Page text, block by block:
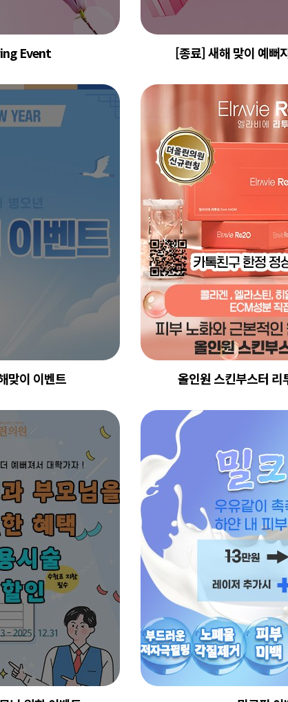
Event [종료] 새해 맞이 예뻐
맞이 이벤트 올인원 스킨부스터 리